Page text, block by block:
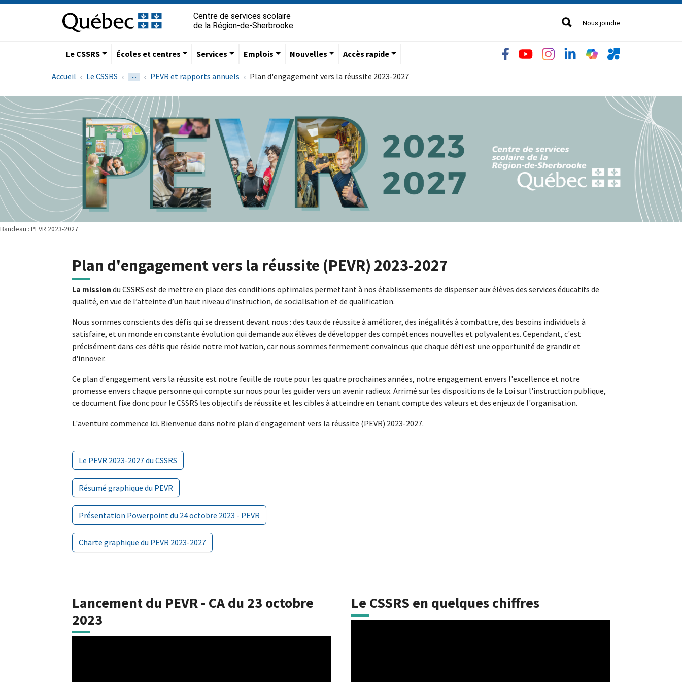
Aller à la navigation principale
Aller au contenu principal
Passer au pied de page
au
contenu
Centre de services scolaire
de la Région-de-Sherbrooke
Nous joindre
Le CSSRS Écoles et centres Services Emplois Nouvelles Accès rapide
Accueil Le CSSRS ... PEVR et rapports annuels Plan d'engagement vers la réussite 2023-2027
Bandeau : PEVR 2023-2027
Plan d'engagement vers la réussite (PEVR) 2023-2027
La mission du CSSRS est de mettre en place des conditions optimales permettant à nos établissements de dispenser aux élèves des services éducatifs de
qualité, en vue de l’atteinte d’un haut niveau d’instruction, de socialisation et de qualification.
Nous sommes conscients des défis qui se dressent devant nous : des taux de réussite à améliorer, des inégalités à combattre, des besoins individuels à
satisfaire, et un monde en constante évolution qui demande aux élèves de développer des compétences nouvelles et polyvalentes. Cependant, c'est
précisément dans ces défis que réside notre motivation, car nous sommes fermement convaincus que chaque défi est une opportunité de grandir et
d'innover.
Ce plan d'engagement vers la réussite est notre feuille de route pour les quatre prochaines années, notre engagement envers l'excellence et notre
promesse envers chaque personne qui compte sur nous pour les guider vers un avenir radieux. Arrimé sur les dispositions de la Loi sur l'instruction publique,
ce document fixe donc pour le CSSRS les objectifs de réussite et les cibles à atteindre en tenant compte des valeurs et des enjeux de l'organisation.
L'aventure commence ici. Bienvenue dans notre plan d'engagement vers la réussite (PEVR) 2023-2027.
Le PEVR 2023-2027 du CSSRS
Résumé graphique du PEVR
Présentation Powerpoint du 24 octobre 2023 - PEVR
Charte graphique du PEVR 2023-2027
Lancement du PEVR - CA du 23 octobre
2023
Le CSSRS en quelques chiffres